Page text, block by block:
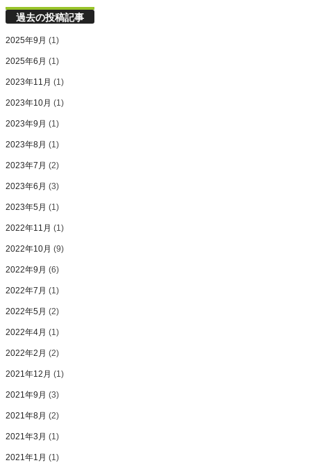
過去の投稿記事
2025年9月 (1)
2025年6月 (1)
2023年11月 (1)
2023年10月 (1)
2023年9月 (1)
2023年8月 (1)
2023年7月 (2)
2023年6月 (3)
2023年5月 (1)
2022年11月 (1)
2022年10月 (9)
2022年9月 (6)
2022年7月 (1)
2022年5月 (2)
2022年4月 (1)
2022年2月 (2)
2021年12月 (1)
2021年9月 (3)
2021年8月 (2)
2021年3月 (1)
2021年1月 (1)